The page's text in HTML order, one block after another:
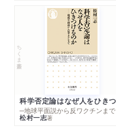
ちくま新書
─地球平面説から反ワクチンまで
松村一志著